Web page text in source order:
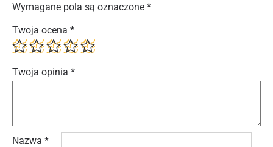
Wymagane pola są oznaczone *
Twoja ocena *
Twoja opinia *
Nazwa *